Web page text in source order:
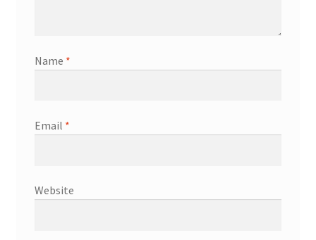
Name *
Email *
Website